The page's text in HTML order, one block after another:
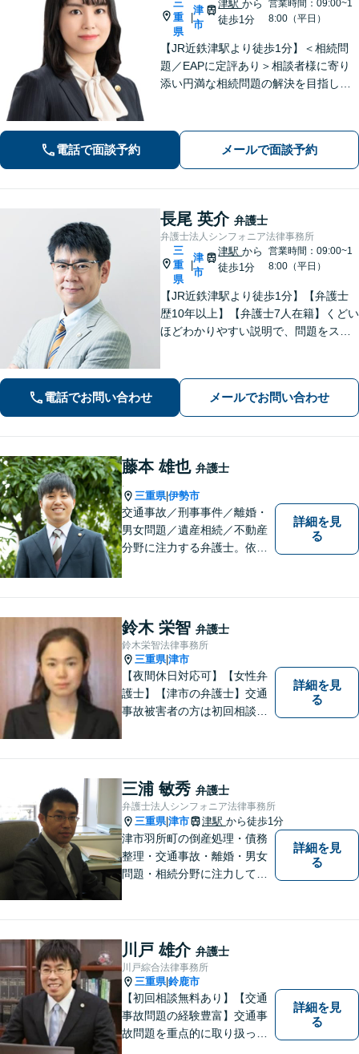
三
重
県
|
津
市
津駅から
徒歩1分
営業時間：09:00~1
8:00（平日）
【JR近鉄津駅より徒歩1分】＜相続問
題／EAPに定評あり＞相談者様に寄り
添い円満な相続問題の解決を目指しま
P＞従業員の抱えるお悩みをお伺いし、
改善・解決を目指します
電話で面談予約 メールで面談予約
長尾 英介 弁護士
弁護士法人シンフォニア法律事務所
三
重
県
|
津
市
津駅から
徒歩1分
営業時間：09:00~1
8:00（平日）
【JR近鉄津駅より徒歩1分】【弁護士
歴10年以上】【弁護士7人在籍】くどい
ほどわかりやすい説明で、問題をスム
数【借金・債務整理】自己破産で、借
金を0にできる可能性があります。
電話でお問い合わせ メールでお問い合わせ
藤本 雄也 弁護士
三重県|伊勢市
交通事故／刑事事件／離婚・
男女問題／遺産相続／不動産
分野に注力する弁護士。依頼
お気軽にご相談ください！
【離婚・男女問題の経験多
数】
詳細を見
る
鈴木 栄智 弁護士
鈴木栄智法律事務所
三重県|津市
【夜間休日対応可】【女性弁
護士】【津市の弁護士】交通
事故被害者の方は初回相談無
詳細を見
る
三浦 敏秀 弁護士
弁護士法人シンフォニア法律事務所
三重県|津市 津駅 から徒歩1分
津市羽所町の倒産処理・債務
整理・交通事故・離婚・男女
問題・相続分野に注力してい
相談は初回無料】【夜間予約
可能】
詳細を見
る
川戸 雄介 弁護士
川戸綜合法律事務所
三重県|鈴鹿市
【初回相談無料あり】【交通
事故問題の経験豊富】交通事
故問題を重点的に取り扱って
詳細を見
る